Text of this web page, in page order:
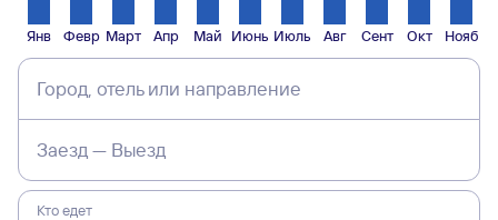
Янв Февр Март Апр Май Июнь Июль Авг Сент Окт Нояб
Город, отель или направление
Заезд — Выезд
Кто едет